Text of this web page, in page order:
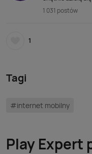
1 031 postów
1
Tagi
#internet mobilny
Play Expert